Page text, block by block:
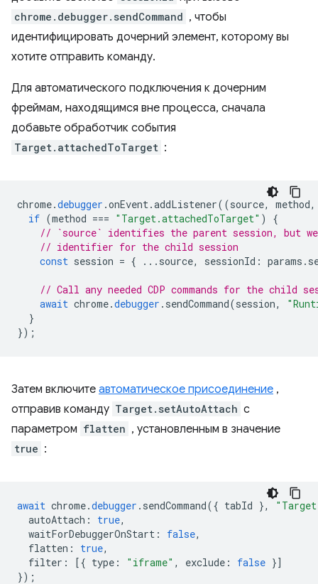
chrome.debugger.sendCommand , чтобы
идентифицировать дочерний элемент, которому вы
хотите отправить команду.
Для автоматического подключения к дочерним
фреймам, находящимся вне процесса, сначала
добавьте обработчик события
Target.attachedToTarget :
chrome.debugger .onEvent.addListener((source, method,
if (method === "Target.attachedToTarget" )
{
// `source` identifies the parent session, but we
// identifier for the child session
const session = { ... source, sessionId : params .
// Call any needed CDP commands for the child
await chrome.debugger . sendCommand(session,
}
});
Затем включите автоматическое присоединение ,
отправив команду Target.setAutoAttach с
параметром flatten , установленным в значение
true :
await chrome.debugger . sendCommand({ tabId },
autoAttach : true,
waitForDebuggerOnStart : false,
flatten : true,
filter : [{ type : "iframe" , exclude : false }]
});